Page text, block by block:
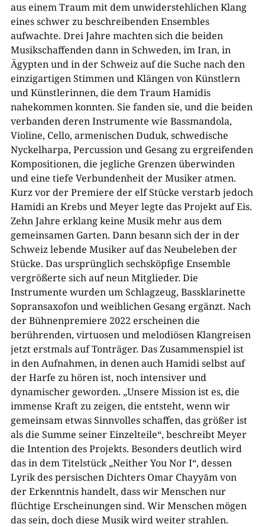
aus einem Traum mit dem unwiderstehlichen Klang
eines schwer zu beschreibenden Ensembles
aufwachte. Drei Jahre machten sich die beiden
Musikschaffenden dann in Schweden, im Iran, in
Ägypten und in der Schweiz auf die Suche nach den
einzigartigen Stimmen und Klängen von Künstlern
und Künstlerinnen, die dem Traum Hamidis
nahekommen konnten. Sie fanden sie, und die beiden
verbanden deren Instrumente wie Bassmandola,
Violine, Cello, armenischen Duduk, schwedische
Nyckelharpa, Percussion und Gesang zu ergreifenden
Kompositionen, die jegliche Grenzen überwinden
und eine tiefe Verbundenheit der Musiker atmen.
Kurz vor der Premiere der elf Stücke verstarb jedoch
Hamidi an Krebs und Meyer legte das Projekt auf Eis.
Zehn Jahre erklang keine Musik mehr aus dem
gemeinsamen Garten. Dann besann sich der in der
Schweiz lebende Musiker auf das Neubeleben der
Stücke. Das ursprünglich sechsköpfige Ensemble
vergrößerte sich auf neun Mitglieder. Die
Instrumente wurden um Schlagzeug, Bassklarinette
Sopransaxofon und weiblichen Gesang ergänzt. Nach
der Bühnenpremiere 2022 erscheinen die
berührenden, virtuosen und melodiösen Klangreisen
jetzt erstmals auf Tonträger. Das Zusammenspiel ist
in den Aufnahmen, in denen auch Hamidi selbst auf
der Harfe zu hören ist, noch intensiver und
dynamischer geworden. „Unsere Mission ist es, die
immense Kraft zu zeigen, die entsteht, wenn wir
gemeinsam etwas Sinnvolles schaffen, das größer ist
als die Summe seiner Einzelteile“, beschreibt Meyer
die Intention des Projekts. Besonders deutlich wird
das in dem Titelstück „Neither You Nor I“, dessen
Lyrik des persischen Dichters Omar Chayyām von
der Erkenntnis handelt, dass wir Menschen nur
flüchtige Erscheinungen sind. Wir Menschen mögen
das sein, doch diese Musik wird weiter strahlen.